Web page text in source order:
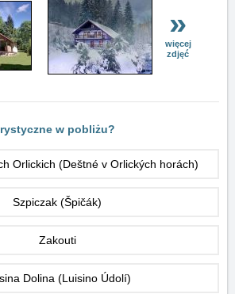
»
więcej
zdjęć
w pobliżu?
Orlickich (Deštné v Orlických horách)
Szpiczak (Špičák)
Zakouti
Dolina (Luisino Údolí)